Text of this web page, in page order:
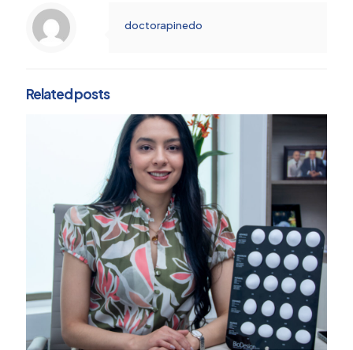
doctorapinedo
Related posts